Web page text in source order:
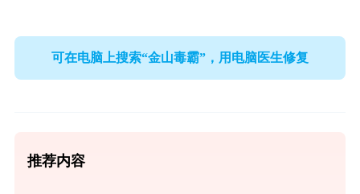
可在电脑上搜索“金山毒霸”，用电脑医生修复
推荐内容